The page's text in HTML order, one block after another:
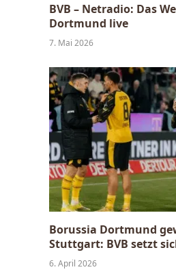
BVB – Netradio: Das
Dortmund live
7. Mai 2026
Borussia Dortmund
Stuttgart: BVB setzt
6. April 2026